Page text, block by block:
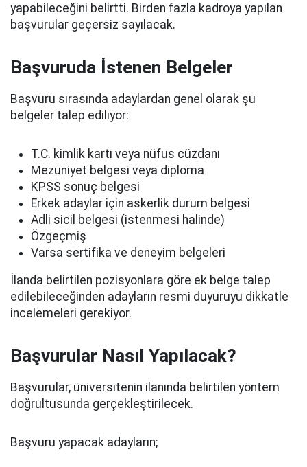
yapabileceğini belirtti. Birden fazla kadroya yapılan
başvurular geçersiz sayılacak.
Başvuruda İstenen Belgeler
Başvuru sırasında adaylardan genel olarak şu
belgeler talep ediliyor:
T.C. kimlik kartı veya nüfus cüzdanı
Mezuniyet belgesi veya diploma
KPSS sonuç belgesi
Erkek adaylar için askerlik durum belgesi
Adli sicil belgesi (istenmesi halinde)
Özgeçmiş
Varsa sertifika ve deneyim belgeleri
İlanda belirtilen pozisyonlara göre ek belge talep
edilebileceğinden adayların resmi duyuruyu dikkatle
incelemeleri gerekiyor.
Başvurular Nasıl Yapılacak?
Başvurular, üniversitenin ilanında belirtilen yöntem
doğrultusunda gerçekleştirilecek.
Başvuru yapacak adayların;